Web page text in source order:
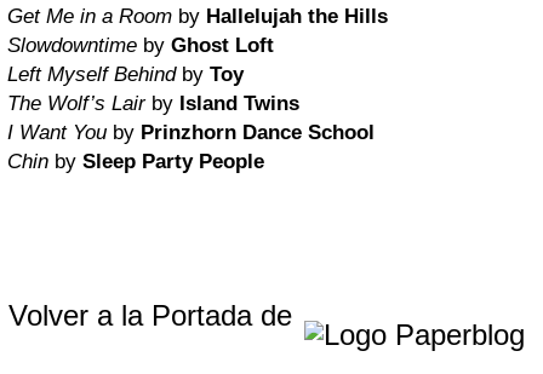
Get Me in a Room by Hallelujah the Hills
Slowdowntime by Ghost Loft
Left Myself Behindby Toy
The Wolf’s Lairby Island Twins
I Want You by Prinzhorn Dance School
Chin by Sleep Party People
Volver a la Portada de